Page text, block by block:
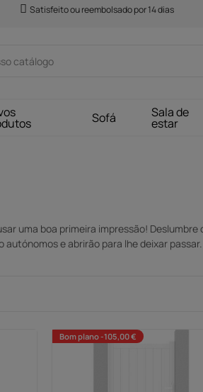
Satisfeito ou reembolsado por 14 dias
Sofá Sala de
estar
uma boa primeira impressão!
e abrirão para lhe deixar
Bom plano -105,00 €